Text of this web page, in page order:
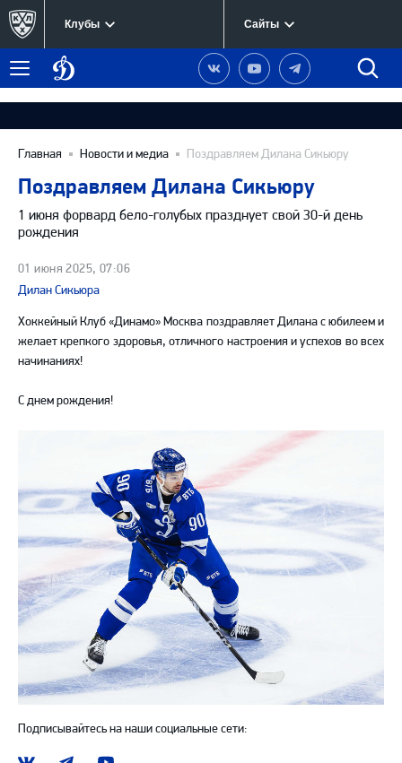
Клубы Сайты
Меню
Динамо
Москва
Наша
группа
Вконтакте
Наш
канал
YouTube
Наш
канал
Telegram
Главная Новости и медиа Поздравляем Дилана Сикьюру
Поздравляем Дилана Сикьюру
1 июня форвард бело-голубых празднует свой 30-й день
рождения
01 июня 2025, 07:06
Дилан Сикьюра
Хоккейный Клуб «Динамо» Москва поздравляет Дилана с юбилеем и
желает крепкого здоровья, отличного настроения и успехов во всех
начинаниях!
С днем рождения!
Подписывайтесь на наши социальные сети: